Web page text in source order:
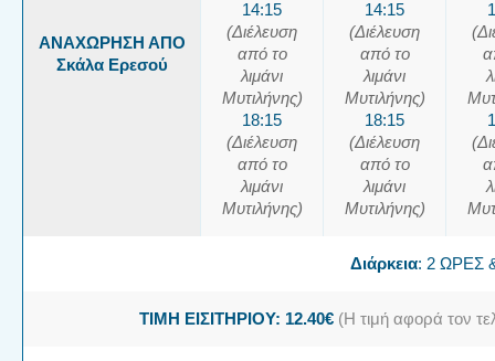
ΑΝΑΧΩΡΗΣΗ ΑΠΟ
Σκάλα Ερεσού
14:15
(Διέλευση
από το
λιμάνι
Μυτιλήνης)
18:15
(Διέλευση
από το
λιμάνι
Μυτιλήνης)
14:15
(Διέλευση
από το
λιμάνι
Μυτιλήνης)
18:15
(Διέλευση
από το
λιμάνι
Μυτιλήνης)
Διάρκεια: 2 ΩΡΕΣ
ΤΙΜΗ ΕΙΣΙΤΗΡΙΟΥ: 12.40€ (Η τιμή αφορά τον